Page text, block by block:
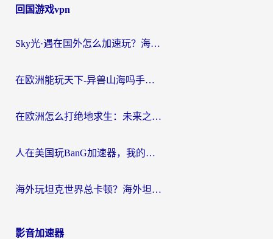
回国游戏vpn
Sky光·遇在国外怎么加速玩？海外党亲测有效的国服游戏加速指南
在欧洲能玩天下-异兽山海吗手游？海外玩家的加速器生存指南
在欧洲怎么打绝地求生：未来之役不卡？留学生亲测的加速器避坑指南
人在美国玩BanG加速器，我的延迟终于绿了
海外玩坦克世界总卡顿？海外坦克世界加速器有哪些？实测好用的选择在这里
影音加速器